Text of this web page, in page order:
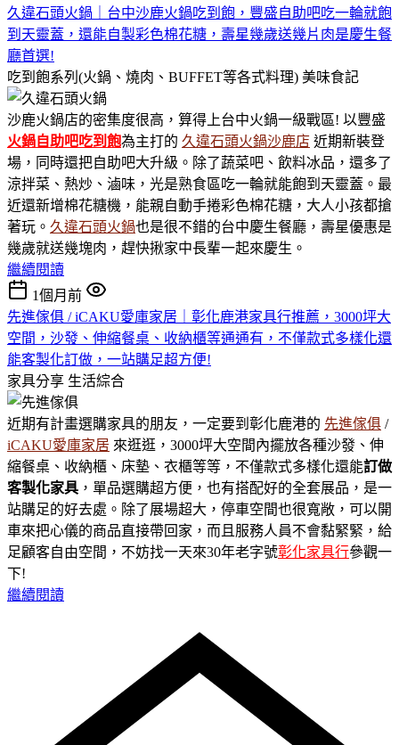
久違石頭火鍋｜台中沙鹿火鍋吃到飽，豐盛自助吧吃一輪就飽
到天靈蓋，還能自製彩色棉花糖，壽星幾歲送幾片肉是慶生餐
廳首選!
吃到飽系列(火鍋、燒肉、BUFFET等各式料理) 美味食記
沙鹿火鍋店的密集度很高，算得上台中火鍋一級戰區! 以豐盛
火鍋自助吧吃到飽為主打的 久違石頭火鍋沙鹿店 近期新裝登
場，同時還把自助吧大升級。除了蔬菜吧、飲料冰品，還多了
涼拌菜、熱炒、滷味，光是熟食區吃一輪就能飽到天靈蓋。最
近還新增棉花糖機，能親自動手捲彩色棉花糖，大人小孩都搶
著玩。 久違石頭火鍋也是很不錯的台中慶生餐廳，壽星優惠是
幾歲就送幾塊肉，趕快揪家中長輩一起來慶生。
繼續閱讀
1個月前
先進傢俱 / iCAKU愛庫家居｜彰化鹿港家具行推薦，3000坪大
空間，沙發、伸縮餐桌、收納櫃等通通有，不僅款式多樣化還
能客製化訂做，一站購足超方便!
家具分享 生活綜合
近期有計畫選購家具的朋友，一定要到彰化鹿港的 先進傢俱 /
iCAKU愛庫家居 來逛逛，3000坪大空間內擺放各種沙發、伸
縮餐桌、收納櫃、床墊、衣櫃等等，不僅款式多樣化還能訂做
客製化家具 ，單品選購超方便，也有搭配好的全套展品，是一
站購足的好去處。除了展場超大，停車空間也很寬敞，可以開
車來把心儀的商品直接帶回家，而且服務人員不會黏緊緊，給
足顧客自由空間，不妨找一天來30年老字號彰化家具行參觀一
下!
繼續閱讀